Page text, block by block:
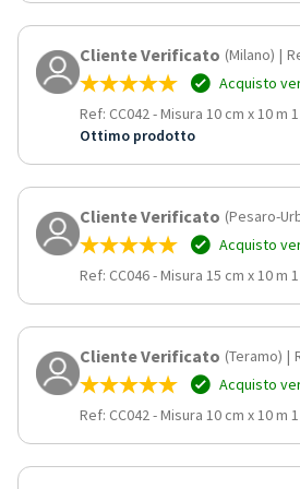
Cliente Verificato (Milano) |
Acquisto
Ref: CC042-Misura 10 cm x 10 m
Ottimo prodotto
Cliente Verificato (Pesaro-
Acquisto
Ref: CC046-Misura 15 cm x 10 m
Cliente Verificato (Teramo) |
Acquisto
Ref: CC042-Misura 10 cm x 10 m